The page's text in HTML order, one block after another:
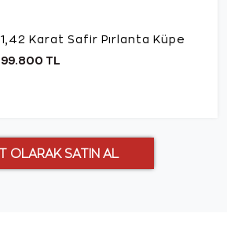
1,42 Karat Safir Pırlanta Küpe
99.800 TL